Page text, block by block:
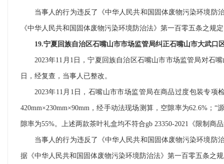
当事人的行为违反了《中华人民共和国固体废物污染环境防
《中华人民共和国固体废物污染环境防治法》第一百零五条之
19.宁夏回族自治区石嘴山市市场监管局纠正石嘴山市大武口
2023年11月1日，宁夏回族自治区石嘴山市市场监管局对石
日，经复查，当事人已整改。
2023年11月1日，石嘴山市市场监管局在商品过度包装专
420mm×230mm×90mm，经手动法现场测算，空隙率为62.6%；
隙率为55%。上述两款茶叶礼盒均不符合gb 23350-2021《限制
当事人的行为违反了《中华人民共和国固体废物污染环境防
据《中华人民共和国固体废物污染环境防治法》第一百零五条之